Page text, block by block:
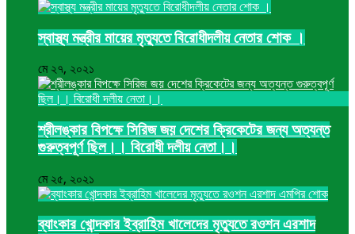
স্বাস্থ্য মন্ত্রীর মায়ের মৃত্যুতে বিরোধীদলীয় নেতার শোক ।
মে ২৭, ২০২১
শ্রীলঙ্কার বিপক্ষে সিরিজ জয় দেশের ক্রিকেটের জন্য অত্যন্ত
গুরুত্বপূর্ণ ছিল।। বিরোধী দলীয় নেতা।।
মে ২৫, ২০২১
ব্যাংকার খোন্দকার ইব্রাহিম খালেদের মৃত্যুতে রওশন এরশাদ